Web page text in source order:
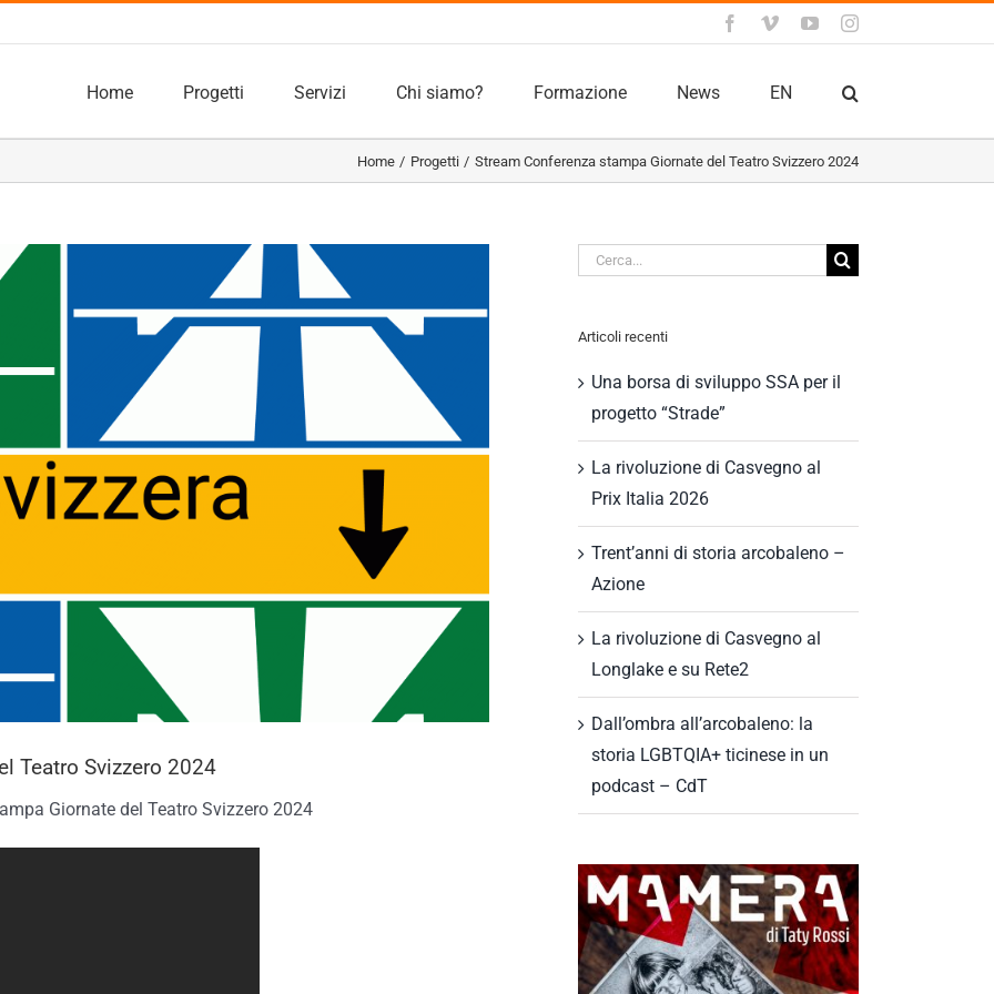
Facebook
VimeoYouTubeInstagram
Home Progetti Servizi Chi siamo? Formazione News EN
Home Progetti Stream Conferenza stampa Giornate del Teatro Svizzero 2024
Teatro Svizzero 2024
Giornate del Teatro Svizzero 2024
Cerca
Articoli recenti
Una borsa di sviluppo SSA per il
progetto “Strade”
La rivoluzione di Casvegno al
Prix Italia 2026
Trent’anni di storia arcobaleno –
Azione
La rivoluzione di Casvegno al
Longlake e su Rete2
Dall’ombra all’arcobaleno: la
storia LGBTQIA+ ticinese in un
podcast – CdT